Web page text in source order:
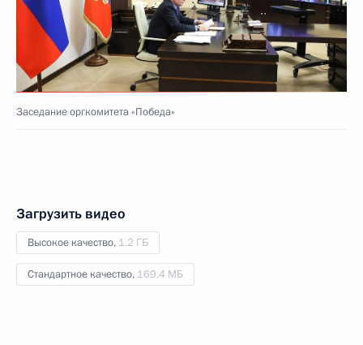
Заседание оргкомитета «Победа»
Загрузить видео
Высокое качество, 1.2 ГБ
Стандартное качество, 169.4 МБ